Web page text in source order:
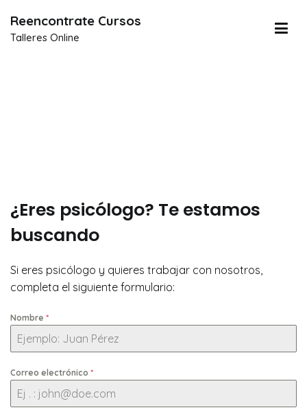
Reencontrate Cursos
Talleres Online
¿Eres psicólogo? Te estamos
buscando
Si eres psicólogo y quieres trabajar con nosotros,
completa el siguiente formulario:
Nombre *
Correo electrónico *